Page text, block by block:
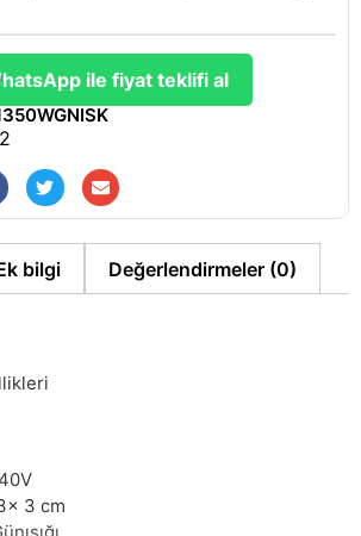
ile fiyat teklifi al
bilgi Değerlendirmeler (0)
3 cm